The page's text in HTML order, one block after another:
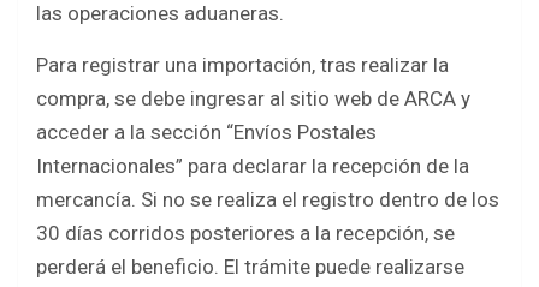
las operaciones aduaneras.
Para registrar una importación, tras realizar la
compra, se debe ingresar al sitio web de ARCA y
acceder a la sección “Envíos Postales
Internacionales” para declarar la recepción de la
mercancía. Si no se realiza el registro dentro de los
30 días corridos posteriores a la recepción, se
perderá el beneficio. El trámite puede realizarse